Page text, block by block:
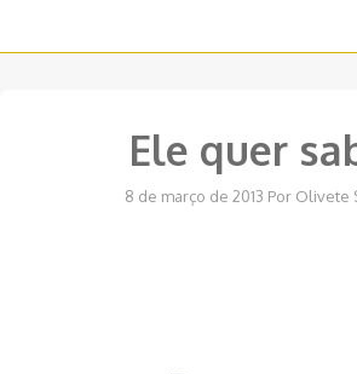
Ele quer
8 de março de 2013 Por Olivete